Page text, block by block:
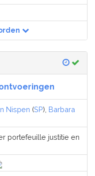
Nispen (SP), Barbara
portefeuille justitie en